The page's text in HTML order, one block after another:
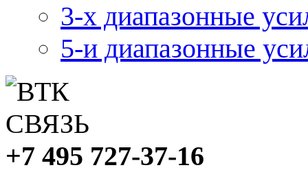
3-х диапазонные
5-и диапазонные
+7 495 727-37-16